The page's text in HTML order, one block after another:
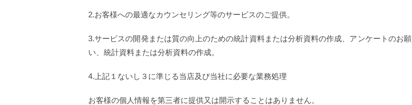
2.お客様への最適なカウンセリング等のサービスのご提供。
3.サービスの開発または質の向上のための統計資料または分析資料の作成、アンケートのお願
い、統計資料または分析資料の作成。
4.上記１ないし３に準じる当店及び当社に必要な業務処理
お客様の個人情報を第三者に提供又は開示することはありません。